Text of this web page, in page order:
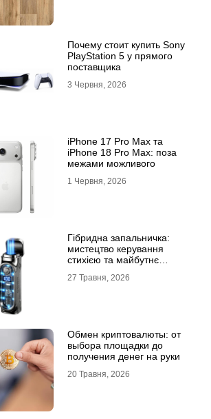
Почему стоит купить Sony
PlayStation 5 у прямого
поставщика
3 Червня, 2026
iPhone 17 Pro Max та
iPhone 18 Pro Max: поза
межами можливого
1 Червня, 2026
Гібридна запальничка:
мистецтво керування
стихією та майбутнє
27 Травня, 2026
Обмен криптовалюты: от
выбора площадки до
получения денег на руки
20 Травня, 2026